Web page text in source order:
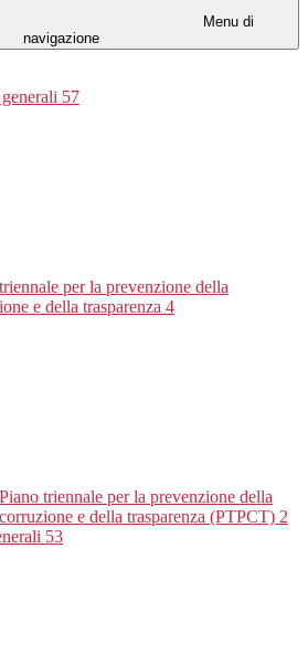
Menu di
navigazione
57
per la prevenzione della
e della trasparenza 4
Piano triennale per la prevenzione della
corruzione e della trasparenza (PTPCT) 2
53